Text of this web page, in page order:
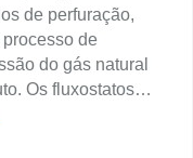
de perfuração,
de
do gás natural
Os fluxostatos
sinalizar